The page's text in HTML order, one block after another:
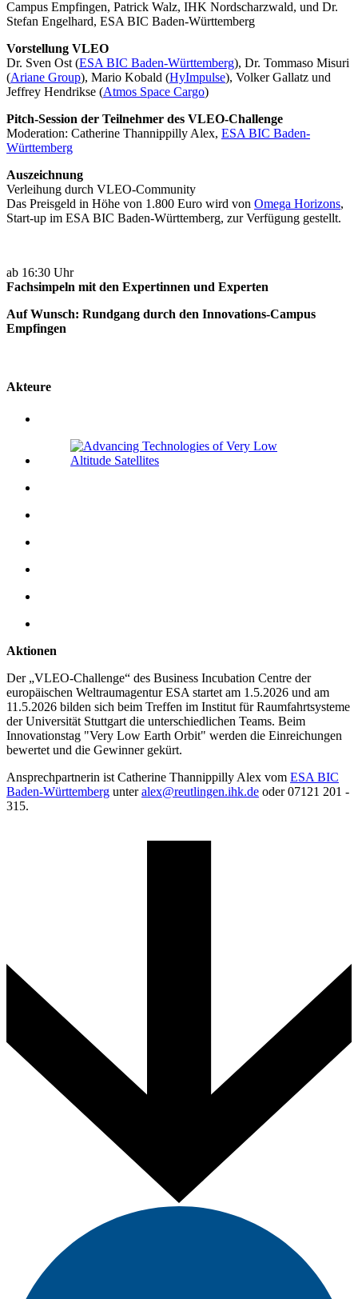
Campus Empfingen, Patrick Walz, IHK Nordscharzwald, und Dr.
Stefan Engelhard, ESA BIC Baden-Württemberg
Vorstellung VLEO
Dr. Sven Ost (ESA BIC Baden-Württemberg), Dr. Tommaso Misuri
(Ariane Group), Mario Kobald (HyImpulse), Volker Gallatz und
Jeffrey Hendrikse (Atmos Space Cargo)
Pitch-Session der Teilnehmer des VLEO-Challenge
Moderation: Catherine Thannippilly Alex, ESA BIC Baden-
Württemberg
Auszeichnung
Verleihung durch VLEO-Community
Das Preisgeld in Höhe von 1.800 Euro wird von Omega Horizons,
Start-up im ESA BIC Baden-Württemberg, zur Verfügung gestellt.
ab 16:30 Uhr
Fachsimpeln mit den Expertinnen und Experten
Auf Wunsch: Rundgang durch den Innovations-Campus
Empfingen
Akteure
Aktionen
Der „VLEO-Challenge“ des Business Incubation Centre der
europäischen Weltraumagentur ESA startet am 1.5.2026 und am
11.5.2026 bilden sich beim Treffen im Institut für Raumfahrtsysteme
der Universität Stuttgart die unterschiedlichen Teams. Beim
Innovationstag "Very Low Earth Orbit" werden die Einreichungen
bewertet und die Gewinner gekürt.
Ansprechpartnerin ist Catherine Thannippilly Alex vom ESA BIC
Baden-Württemberg unteralex@reutlingen.ihk.de oder 07121 201 -
315.